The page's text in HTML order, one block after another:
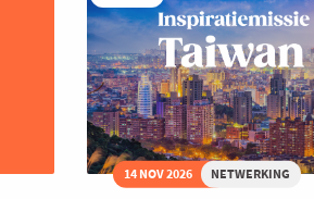
14 NOV 2026 NETWERKING